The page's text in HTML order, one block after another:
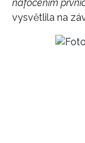
nafocením
vysvětlila na